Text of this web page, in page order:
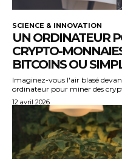
SCIENCE & INNOVATION
UN ORDINATEUR
CRYPTO-
BITCOINS OU
Imaginez-vous l'air blasé
ordinateur pour miner des
12 avril 2026